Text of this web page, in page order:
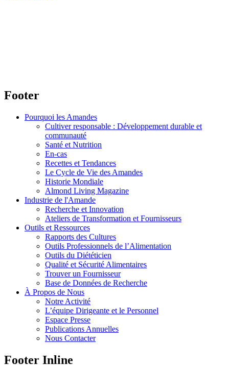
Footer
Pourquoi les Amandes
Cultiver responsable : Développement durable et
communauté
Santé et Nutrition
En-cas
Recettes et Tendances
Le Cycle de Vie des Amandes
Historie Mondiale
Almond Living Magazine
Industrie de l'Amande
Recherche et Innovation
Ateliers de Transformation et Fournisseurs
Outils et Ressources
Rapports des Cultures
Outils Professionnels de l’Alimentation
Outils du Diététicien
Qualité et Sécurité Alimentaires
Trouver un Fournisseur
Base de Données de Recherche
À Propos de Nous
Notre Activité
L’équipe Dirigeante et le Personnel
Espace Presse
Publications Annuelles
Nous Contacter
Footer Inline